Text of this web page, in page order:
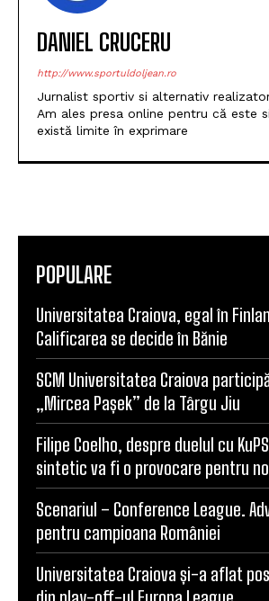
DANIEL CRUCERU
http://www.sportuldoljean.ro
Jurnalist sportiv si alternativ
Am ales presa online pentru că este
există limite în exprimare
POPULARE
Universitatea Craiova, egal în
Calificarea se decide în Bănie
SCM Universitatea Craiova
„Mircea Pașek” de la Târgu Jiu
Filipe Coelho, despre duelul cu
sintetic va fi o provocare pentru
Scenariul – Conference League.
pentru campioana României
Universitatea Craiova și-a aflat